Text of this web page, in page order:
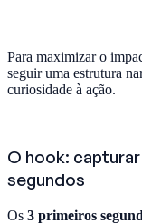
Para maximizar o
seguir uma estrutura
curiosidade à ação.
O hook:
segundos
Os 3 primeiros